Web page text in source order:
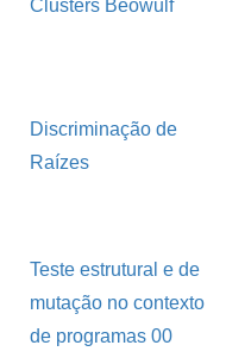
Clusters Beowulf
Discriminação de
Raízes
Teste estrutural e de
mutação no contexto
de programas 00